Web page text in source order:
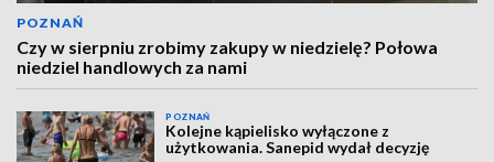
POZNAŃ
Czy w sierpniu zrobimy zakupy w niedzielę? Połowa
niedziel handlowych za nami
POZNAŃ
Kolejne kąpielisko wyłączone z
użytkowania. Sanepid wydał decyzję